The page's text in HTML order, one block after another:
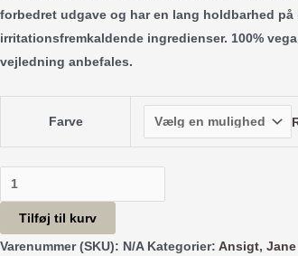
forbedret udgave og har en lang holdbarhed
irritationsfremkaldende ingredienser. 100%
vejledning anbefales.
Farve
PurePressed®
Base
SPF
20/15
Tilføj til kurv
Varenummer (SKU): N/A Kategorier: Ansigt,